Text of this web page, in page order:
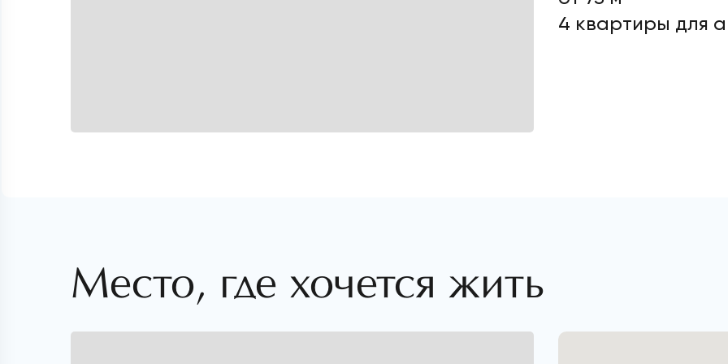
4 квартиры для
Место, где хочется жить